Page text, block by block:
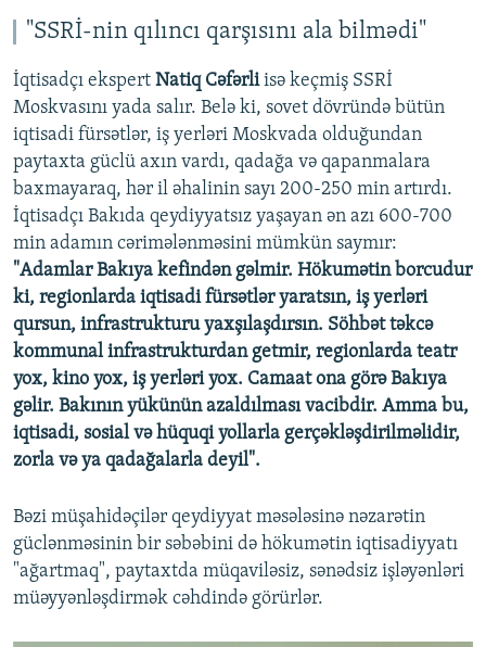
"SSRİ-nin qılıncı qarşısını ala bilmədi"
İqtisadçı ekspert Natiq Cəfərliisə keçmiş SSRİ
Moskvasını yada salır. Belə ki, sovet dövründə bütün
iqtisadi fürsətlər, iş yerləri Moskvada olduğundan
paytaxta güclü axın vardı, qadağa və qapanmalara
baxmayaraq, hər il əhalinin sayı 200-250 min artırdı.
İqtisadçı Bakıda qeydiyyatsız yaşayan ən azı 600-700
min adamın cərimələnməsini mümkün saymır:
"Adamlar Bakıya kefindən gəlmir. Hökumətin borcudur
ki, regionlarda iqtisadi fürsətlər yaratsın, iş yerləri
qursun, infrastrukturu yaxşılaşdırsın. Söhbət təkcə
kommunal infrastrukturdan getmir, regionlarda teatr
yox, kino yox, iş yerləri yox. Camaat ona görə Bakıya
gəlir. Bakının yükünün azaldılması vacibdir. Amma bu,
iqtisadi, sosial və hüquqi yollarla gerçəkləşdirilməlidir,
zorla və ya qadağalarla deyil".
Bəzi müşahidəçilər qeydiyyat məsələsinə nəzarətin
güclənməsinin bir səbəbini də hökumətin iqtisadiyyatı
"ağartmaq", paytaxtda müqaviləsiz, sənədsiz işləyənləri
müəyyənləşdirmək cəhdində görürlər.